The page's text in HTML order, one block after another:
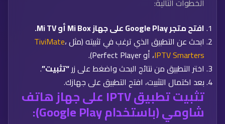
الخطوات التالية:
افتح متجر Google Play على جهاز Mi Box أو Mi TV.
ابحث عن التطبيق الذي ترغب في تثبيته (مثل TiviMate،
IPTV Smarters، أو Perfect Player).
اختر التطبيق من نتائج البحث واضغط على زر“تثبيت”.
بعد اكتمال التثبيت، افتح التطبيق على جهازك.
تثبيت تطبيق IPTV على جهاز هاتف
شاومي (باستخدام Google Play):